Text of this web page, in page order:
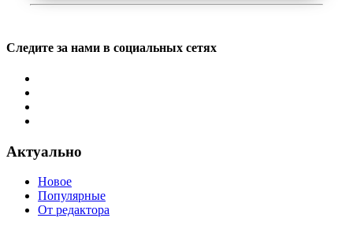
Следите за нами в социальных сетях
Актуально
Новое
Популярные
От редактора